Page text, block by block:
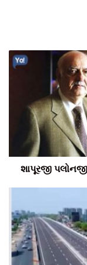
શાપૂરજી